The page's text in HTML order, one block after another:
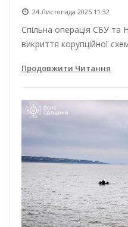
24 Листопада 2025 11:32
Спільна операція СБУ та
викриття корупційної
Продовжити Читання